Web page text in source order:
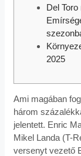
Del
2025
Ami magában
három
jelentett. Enric
Mikel Landa (T-
versenyt vezető